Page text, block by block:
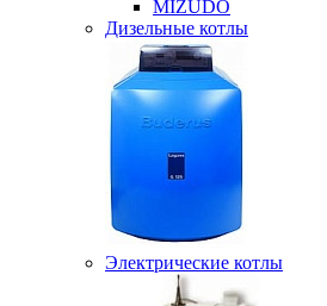
MIZUDO
Дизельные котлы
Электрические котлы